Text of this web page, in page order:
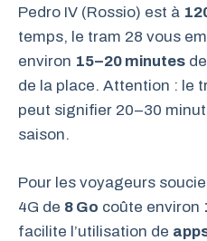
Pedro IV (Rossio) est à
temps, le tram 28 vous
environ 15–20 minutes
de la place. Attention : le
peut signifier 20–30
saison.
Pour les voyageurs
4G de 8 Go coûte environ
facilite l’utilisation de